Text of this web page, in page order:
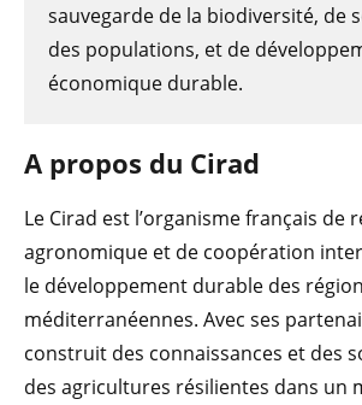
sauvegarde de la biodiversité, de
des populations, et de
économique durable.
A propos du Cirad
Le Cirad est l’organisme français de
agronomique et de coopération
le développement durable des
méditerranéennes. Avec ses
construit des connaissances et des
des agricultures résilientes dans un